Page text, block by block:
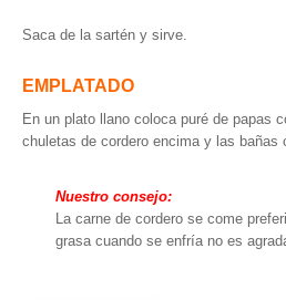
Saca de la sartén y sirve.
EMPLATADO
En un plato llano coloca puré de papas
chuletas de cordero encima y las bañas
Nuestro consejo:
La carne de cordero se come
grasa cuando se enfría no es